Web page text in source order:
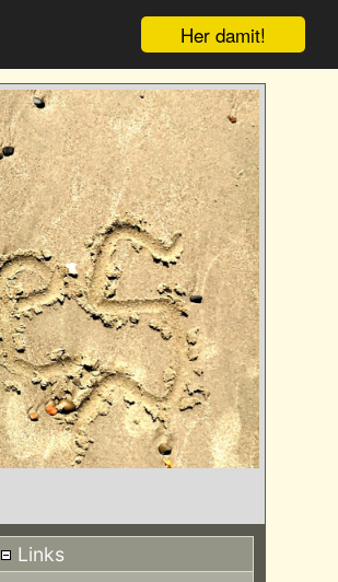
Her damit!
Links